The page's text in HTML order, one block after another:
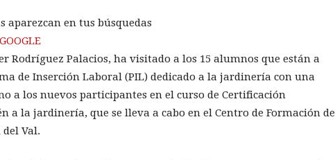
aparezcan en tus búsquedas
Rodríguez Palacios, ha visitado a los 15 alumnos que están a
de Inserción Laboral (PIL) dedicado a la jardinería con una
a los nuevos participantes en el curso de Certificación
a la jardinería, que se lleva a cabo en el Centro de Formación de
Val.